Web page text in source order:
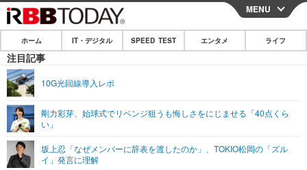
CLOSE
ホーム
IT・デジタル
ショッピング その他
SPEED TEST
エンタメ
エンタメTOP
ライフ
MENU
ホーム IT・デジタル SPEED TEST エンタメ ライフ
注目記事
10G光回線導入レポ
剛力彩芽、始球式でリベンジ狙うも悔しさをにじませる「40点くら
い」
坂上忍「なぜメンバーに辞表を渡したのか」、TOKIO松岡の「ズル
イ」発言に理解